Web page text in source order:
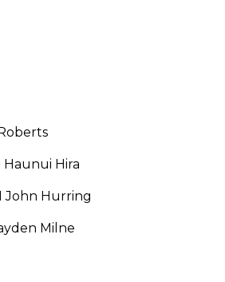
Haunui Hira
John Hurring
Milne